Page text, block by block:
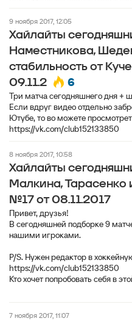
9 ноября 2017, 12:05
Хайлайты
Наместникова,
стабильность от
09.11.2
6
Три матча сегодняшнего дня +
Если вдруг видео отдельно
Ютубе, то во можете
8 ноября 2017, 10:58
Хайлайты
Малкина, Тарасенко
№17 от 08.11.2017
Привет, друзья!
В сегодняшней подборке 9
нашими игроками.
P/S. Нужен редактор в
https://vk.com/club152133850
Кто хочет попробовать себя в
7 ноября 2017, 11:07